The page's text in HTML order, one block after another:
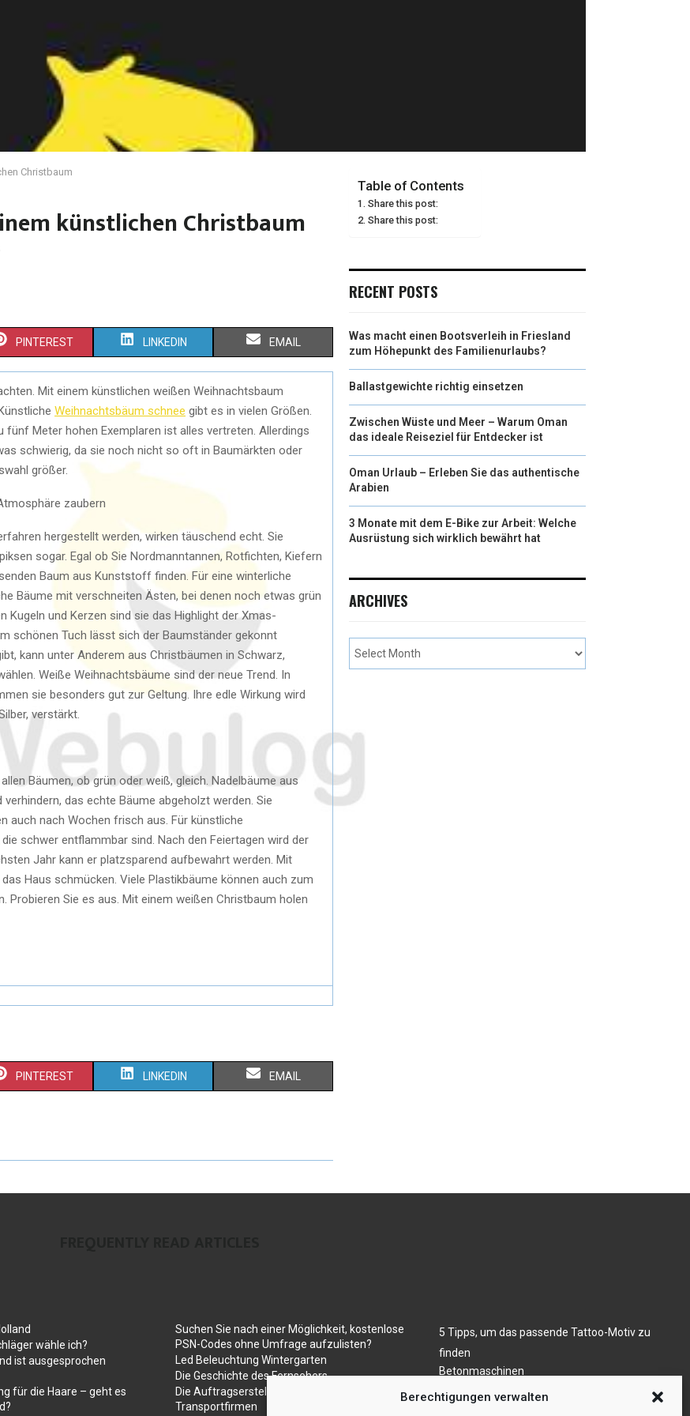
Berechtigungen verwalten
Christbaum
künstlichen Christbaum
PINTEREST LINKEDIN EMAIL
Mit einem künstlichen weißen Weihnachtsbaum
Weihnachtsbäum schnee gibt es in vielen Größen.
Meter hohen Exemplaren ist alles vertreten. Allerdings
schwierig, da sie noch nicht so oft in Baumärkten oder
größer.
zaubern
hergestellt werden, wirken täuschend echt. Sie
sogar. Egal ob Sie Nordmanntannen, Rotfichten, Kiefern
Baum aus Kunststoff finden. Für eine winterliche
Bäume mit verschneiten Ästen, bei denen noch etwas grün
und Kerzen sind sie das Highlight der Xmas-
schönen Tuch lässt sich der Baumständer gekonnt
kann unter Anderem aus Christbäumen in Schwarz,
Weiße Weihnachtsbäume sind der neue Trend. In
sie besonders gut zur Geltung. Ihre edle Wirkung wird
verstärkt.
Bäumen, ob grün oder weiß, gleich. Nadelbäume aus
das echte Bäume abgeholzt werden. Sie
auch nach Wochen frisch aus. Für künstliche
schwer entflammbar sind. Nach den Feiertagen wird der
Jahr kann er platzsparend aufbewahrt werden. Mit
Haus schmücken. Viele Plastikbäume können auch zum
Probieren Sie es aus. Mit einem weißen Christbaum holen
PINTEREST LINKEDIN EMAIL
Table of Contents
Share this post:
Share this post:
RECENT POSTS
Was macht einen Bootsverleih in Friesland
zum Höhepunkt des Familienurlaubs?
Ballastgewichte richtig einsetzen
Zwischen Wüste und Meer – Warum Oman
das ideale Reiseziel für Entdecker ist
Oman Urlaub – Erleben Sie das authentische
Arabien
3 Monate mit dem E-Bike zur Arbeit: Welche
Ausrüstung sich wirklich bewährt hat
ARCHIVES
wähle ich?
ist ausgesprochen
für die Haare – geht es
Suchen Sie nach einer Möglichkeit, kostenlose
PSN-Codes ohne Umfrage aufzulisten?
Led Beleuchtung Wintergarten
Die Geschichte des Fernsehers
Die Auftragserstellung für Umzugs- und/oder
Transportfirmen
5 Tipps, um das passende Tattoo-Motiv zu
finden
Betonmaschinen
Die Automatisierung der Sackentleerung